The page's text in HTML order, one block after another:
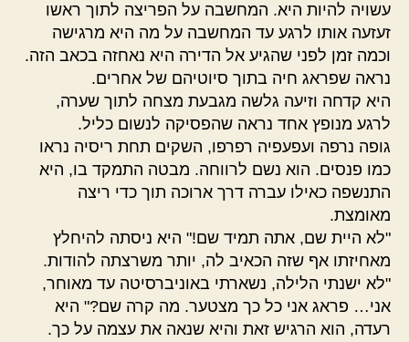
עשויה להיות היא. המחשבה על הפריצה לתוך ראשו
זעזעה אותו לרגע עד המחשבה על מה היא מרגישה
וכמה זמן לפני שהגיע אל הדירה היא נאחזה בכאב הזה.
נראה שפראג חיה בתוך סיוטיהם של אחרים.
היא קדחה וזיעה גלשה מגבעת מצחה לתוך שערה,
לרגע מנופץ אחד נראה שהפסיקה לנשום כליל.
גופה נרפה ועפעפיה רפרפו, השקים תחת ריסיה נראו
כמו פנסים. הוא נשם לרווחה. מבטה התמקד בו, היא
התנשפה כאילו עברה דרך ארוכה תוך כדי ריצה
מאומצת.
"לא היית שם, אתה תמיד שם!" היא ניסתה להיחלץ
מאחיזתו אף שזה הכאיב לה, יותר משרצתה להודות.
"לא ישנתי הלילה, נשארתי באוניברסיטה עד מאוחר,
אני… פראג אני כל כך מצטער. מה קרה שם?" היא
רעדה, הוא הרגיש זאת והיא שנאה את עצמה על כך.